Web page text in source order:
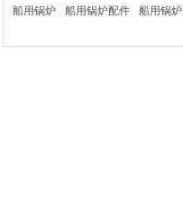
船用锅炉 船用锅炉配件 船用锅